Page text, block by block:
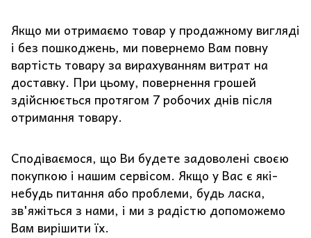
Якщо ми отримаємо товар у продажному вигляді
і без пошкоджень, ми повернемо Вам повну
вартість товару за вирахуванням витрат на
доставку. При цьому, повернення грошей
здійснюється протягом 7 робочих днів після
отримання товару.
Сподіваємося, що Ви будете задоволені своєю
покупкою і нашим сервісом. Якщо у Вас є які-
небудь питання або проблеми, будь ласка,
зв'яжіться з нами, і ми з радістю допоможемо
Вам вирішити їх.